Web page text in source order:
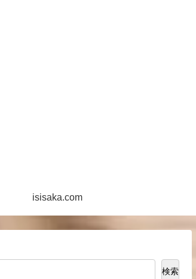
isisaka.com
検索